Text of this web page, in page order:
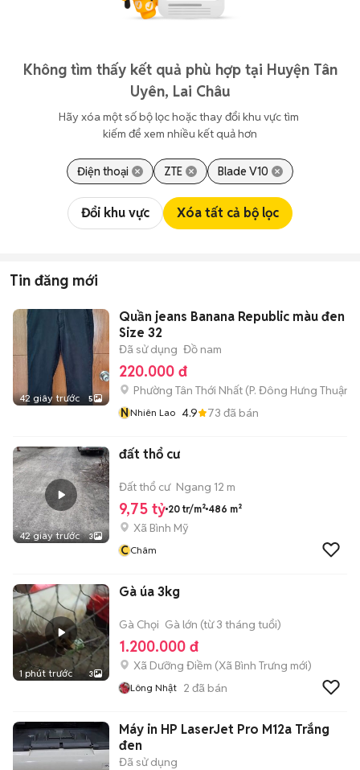
Không tìm thấy kết quả phù hợp tại Huyện Tân
Uyên, Lai Châu
Hãy xóa một số bộ lọc hoặc thay đổi khu vực tìm
kiếm để xem nhiều kết quả hơn
Điện thoại ZTE Blade V10
Đổi khu vực Xóa tất cả bộ lọc
Tin đăng mới
42 giây trước 5
Quần jeans Banana Republic màu đen -
Size 32
Đã sử dụng Đồ nam
220.000 đ
Phường Tân Thới Nhất (P. Đông Hưng Thuận
NNhiên Lao 4.9 73 đã bán
42 giây trước 3
đất thổ cư
Đất thổ cư Ngang 12 m
9,75 tỷ 20 tr/m² 486 m²
Xã Bình Mỹ
CChâm
1 phút trước 3
Gà úa 3kg
Gà Chọi Gà lớn (từ 3 tháng tuổi)
1.200.000 đ
Xã Dưỡng Điềm (Xã Bình Trưng mới)
Lông Nhật 2 đã bán
Máy in HP LaserJet Pro M12a Trắng
đen
Đã sử dụng